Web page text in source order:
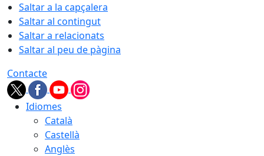
Saltar a la capçalera
Saltar al contingut
Saltar a relacionats
Saltar al peu de pàgina
Contacte
Idiomes
Català
Castellà
Anglès